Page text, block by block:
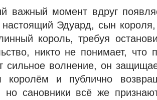
важный момент вдруг
Эдуард, сын короля,
король, требуя
никто не понимает, что
сильное волнение, он
королём и публично
но сановники всё же